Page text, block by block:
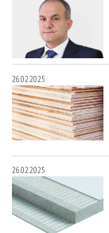
26.02.2025
26.02.2025